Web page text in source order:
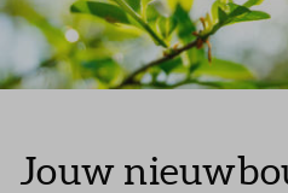
Jouw